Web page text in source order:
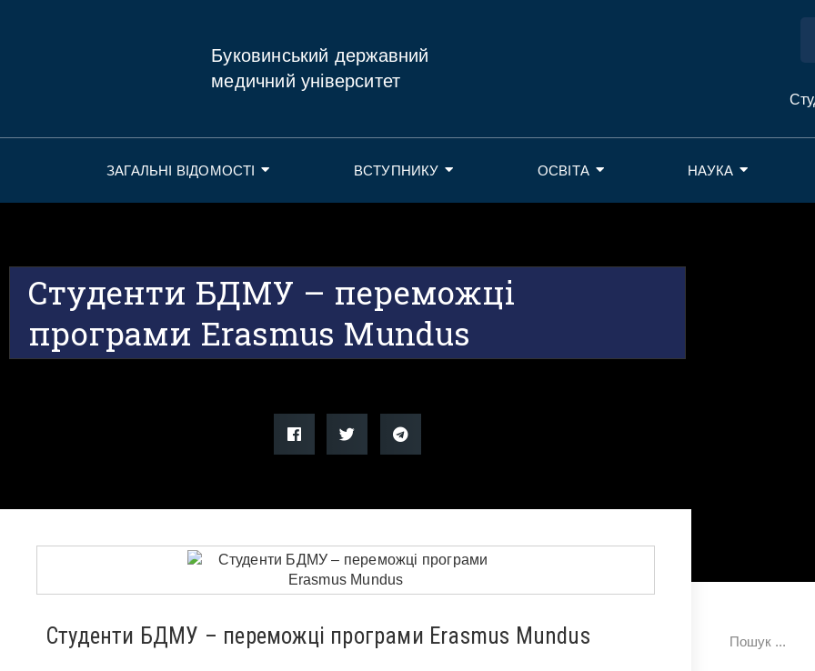
Буковинський державний
медичний університет
ЗАГАЛЬНІ ВІДОМОСТІ ВСТУПНИКУ ОСВІТА НАУКА
Студенти БДМУ – переможці
програми Erasmus Mundus
Студенти БДМУ – переможці програми Erasmus Mundus